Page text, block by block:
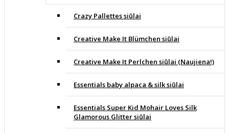
Crazy Pallettes siūlai
Creative Make It Blümchen siūlai
Creative Make It Perlchen siūlai (Naujiena!)
Essentials baby alpaca & silk siūlai
Essentials Super Kid Mohair Loves Silk
Glamorous Glitter siūlai